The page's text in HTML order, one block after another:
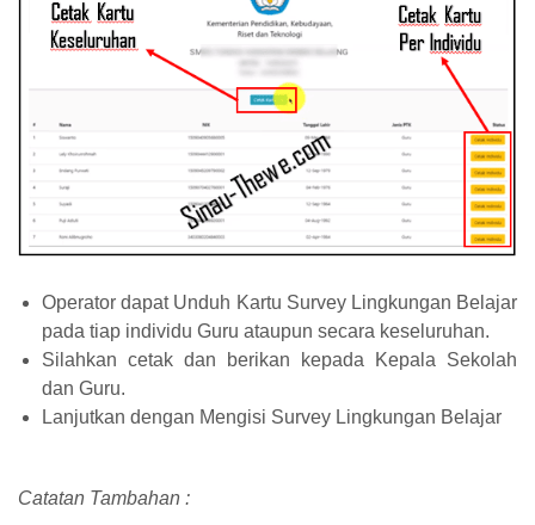
Operator dapat Unduh Kartu Survey Lingkungan Belajar
pada tiap individu Guru ataupun secara keseluruhan.
Silahkan cetak dan berikan kepada Kepala Sekolah
dan Guru.
Lanjutkan dengan Mengisi Survey Lingkungan Belajar
Catatan Tambahan :